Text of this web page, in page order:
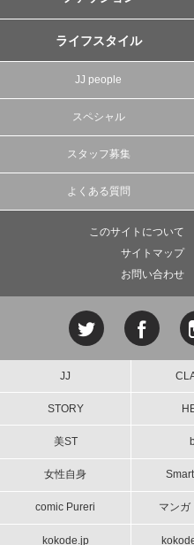
ライフスタイル
JJ people
スペシャル
スタッフ募集
よくある質問
このサイトについて
サイトマップ
お問い合わせ
JJ
STORY
美ST
女性自身
comic Pureri マンガ
kokode.jp